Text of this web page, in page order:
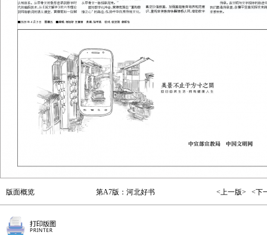
版面概览 第A7版：河北好书 <上一版> <下